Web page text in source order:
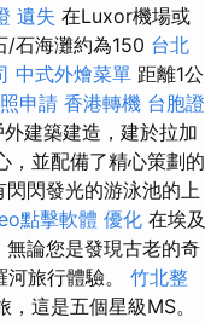
遺失 在Luxor機場或
/石海灘約為150 台北
中式外燴菜單 距離1公
申請 香港轉機 台胞證
建築建造，建於拉加
，並配備了精心策劃的
閃發光的游泳池的上
點擊軟體 優化 在埃及
無論您是發現古老的奇
旅行體驗。 竹北整
這是五個星級MS。